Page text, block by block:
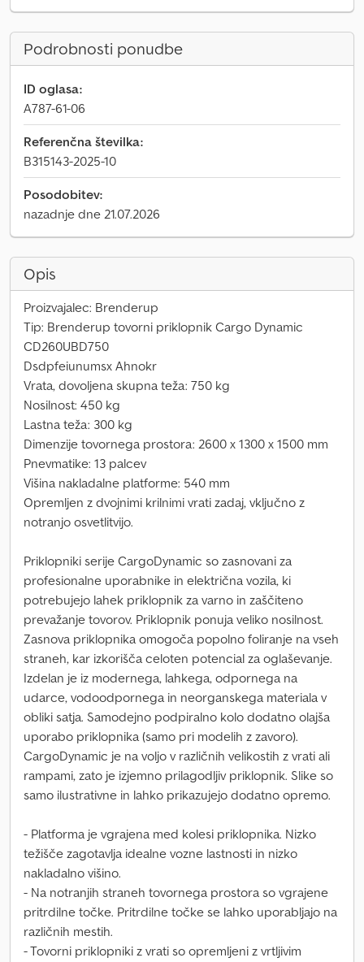
Podrobnosti ponudbe
ID oglasa:
A787-61-06
Referenčna številka:
B315143-2025-10
Posodobitev:
nazadnje dne 21.07.2026
Opis
Proizvajalec: Brenderup
Tip: Brenderup tovorni priklopnik Cargo Dynamic
CD260UBD750
Dsdpfeiunumsx Ahnokr
Vrata, dovoljena skupna teža: 750 kg
Nosilnost: 450 kg
Lastna teža: 300 kg
Dimenzije tovornega prostora: 2600 x 1300 x 1500 mm
Pnevmatike: 13 palcev
Višina nakladalne platforme: 540 mm
Opremljen z dvojnimi krilnimi vrati zadaj, vključno z
notranjo osvetlitvijo.
Priklopniki serije CargoDynamic so zasnovani za
profesionalne uporabnike in električna vozila, ki
potrebujejo lahek priklopnik za varno in zaščiteno
prevažanje tovorov. Priklopnik ponuja veliko nosilnost.
Zasnova priklopnika omogoča popolno foliranje na vseh
straneh, kar izkorišča celoten potencial za oglaševanje.
Izdelan je iz modernega, lahkega, odpornega na
udarce, vodoodpornega in neorganskega materiala v
obliki satja. Samodejno podpiralno kolo dodatno olajša
uporabo priklopnika (samo pri modelih z zavoro).
CargoDynamic je na voljo v različnih velikostih z vrati ali
rampami, zato je izjemno prilagodljiv priklopnik. Slike so
samo ilustrativne in lahko prikazujejo dodatno opremo.
- Platforma je vgrajena med kolesi priklopnika. Nizko
težišče zagotavlja idealne vozne lastnosti in nizko
nakladalno višino.
- Na notranjih straneh tovornega prostora so vgrajene
pritrdilne točke. Pritrdilne točke se lahko uporabljajo na
različnih mestih.
- Tovorni priklopniki z vrati so opremljeni z vrtljivim